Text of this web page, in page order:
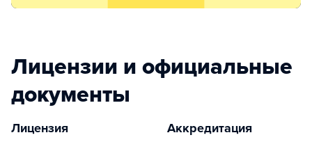
Лицензии и официальные
документы
Лицензия Аккредитация